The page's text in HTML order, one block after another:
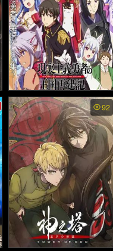
Genjitsu Shugi Yuusha no
Oukoku Saikenki พากย์ไท
ย - ยุทธศาสตร์กู้ชาติของรา
ชามือใหม่ (2021)
92